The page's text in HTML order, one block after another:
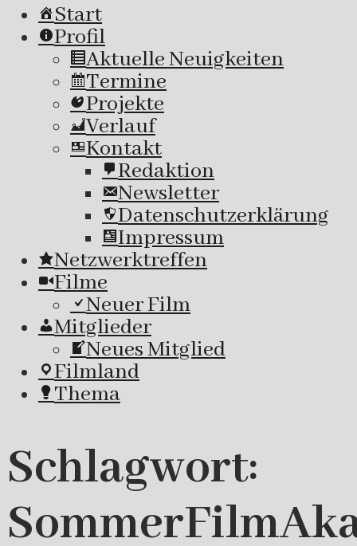
Start
Profil
Aktuelle Neuigkeiten
Termine
Projekte
Verlauf
Kontakt
Redaktion
Newsletter
Datenschutzerklärung
Impressum
Netzwerktreffen
Filme
Neuer Film
Mitglieder
Neues Mitglied
Filmland
Thema
Schlagwort: